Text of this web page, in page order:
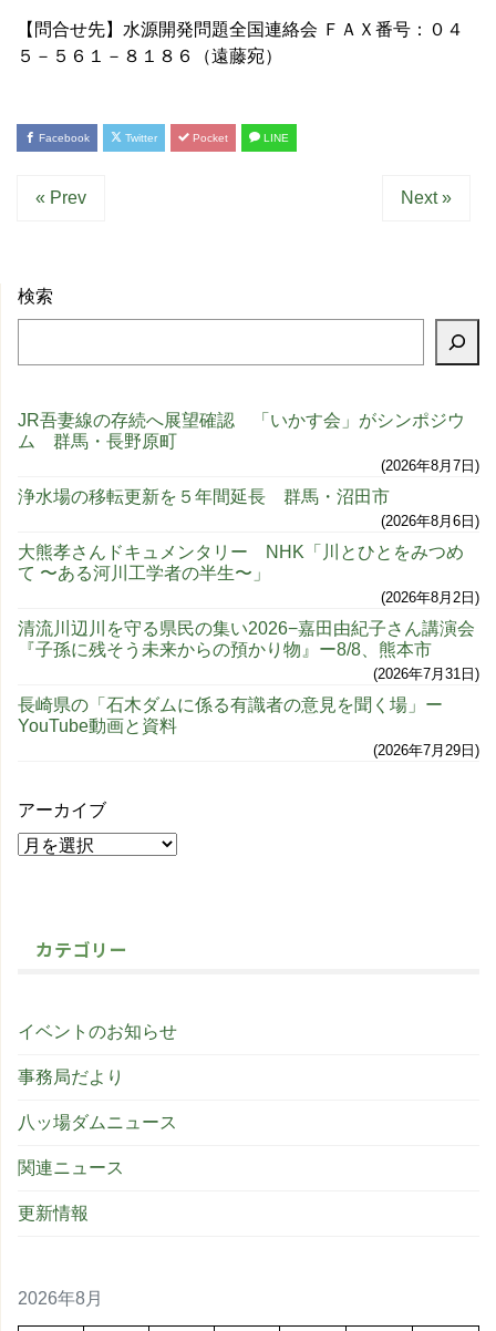
【問合せ先】水源開発問題全国連絡会 ＦＡＸ番号：０４
５－５６１－８１８６（遠藤宛）
Facebook Twitter Pocket LINE
« Prev Next »
検索
JR吾妻線の存続へ展望確認 「いかす会」がシンポジウ
ム 群馬・長野原町
2026年8月7日
浄水場の移転更新を５年間延長 群馬・沼田市
2026年8月6日
大熊孝さんドキュメンタリー NHK「川とひとをみつめ
て 〜ある河川工学者の半生〜」
2026年8月2日
清流川辺川を守る県民の集い2026−嘉田由紀子さん講演会
『子孫に残そう未来からの預かり物』ー8/8、熊本市
2026年7月31日
長崎県の「石木ダムに係る有識者の意見を聞く場」ー
YouTube動画と資料
2026年7月29日
アーカイブ
カテゴリー
イベントのお知らせ
事務局だより
八ッ場ダムニュース
関連ニュース
更新情報
2026年8月